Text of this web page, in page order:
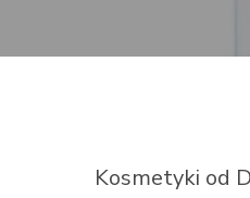
Kosmetyki od